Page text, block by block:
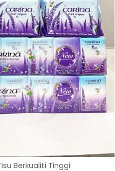
Berkualiti Tinggi